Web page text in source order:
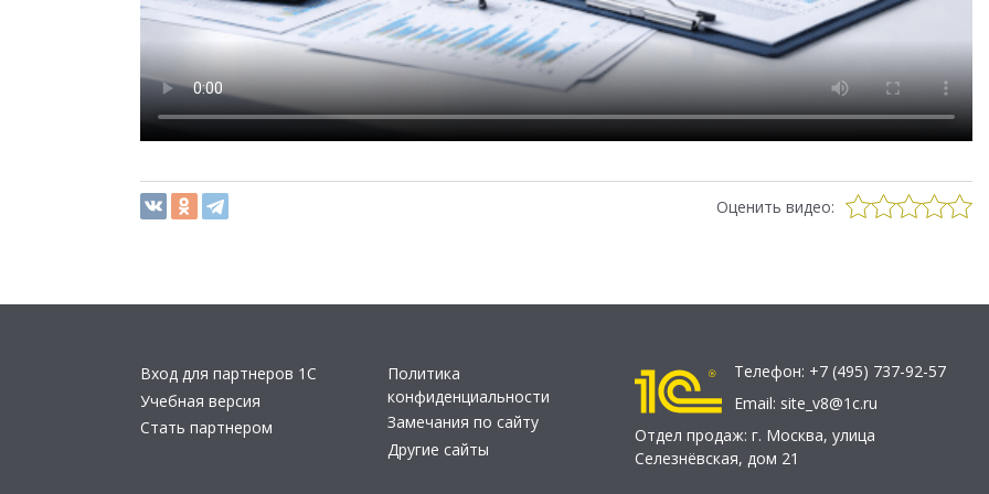
Оценить видео:
Вход для партнеров 1С
Учебная версия
Стать партнером
Политика
конфиденциальности
Замечания по сайту
Другие сайты
Телефон: +7 (495) 737-92-57
Email: site_v8@1c.ru
Отдел продаж: г. Москва, улица
Селезнёвская, дом 21